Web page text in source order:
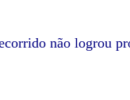
não logrou